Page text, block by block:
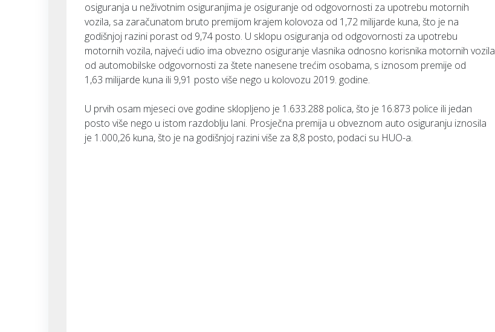
osiguranja u neživotnim osiguranjima je osiguranje od odgovornosti za upotrebu motornih
vozila, sa zaračunatom bruto premijom krajem kolovoza od 1,72 milijarde kuna, što je na
godišnjoj razini porast od 9,74 posto. U sklopu osiguranja od odgovornosti za upotrebu
motornih vozila, najveći udio ima obvezno osiguranje vlasnika odnosno korisnika motornih vozila
od automobilske odgovornosti za štete nanesene trećim osobama, s iznosom premije od
1,63 milijarde kuna ili 9,91 posto više nego u kolovozu 2019. godine.
U prvih osam mjeseci ove godine sklopljeno je 1.633.288 polica, što je 16.873 police ili jedan
posto više nego u istom razdoblju lani. Prosječna premija u obveznom auto osiguranju iznosila
je 1.000,26 kuna, što je na godišnjoj razini više za 8,8 posto, podaci su HUO-a.